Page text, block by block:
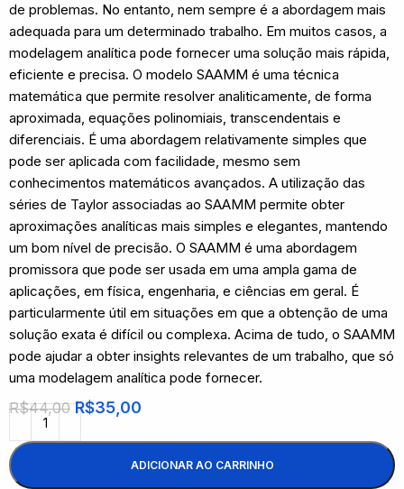
de problemas. No entanto, nem sempre é a abordagem mais
adequada para um determinado trabalho. Em muitos casos, a
modelagem analítica pode fornecer uma solução mais rápida,
eficiente e precisa. O modelo SAAMM é uma técnica
matemática que permite resolver analiticamente, de forma
aproximada, equações polinomiais, transcendentais e
diferenciais. É uma abordagem relativamente simples que
pode ser aplicada com facilidade, mesmo sem
conhecimentos matemáticos avançados. A utilização das
séries de Taylor associadas ao SAAMM permite obter
aproximações analíticas mais simples e elegantes, mantendo
um bom nível de precisão. O SAAMM é uma abordagem
promissora que pode ser usada em uma ampla gama de
aplicações, em física, engenharia, e ciências em geral. É
particularmente útil em situações em que a obtenção de uma
solução exata é difícil ou complexa. Acima de tudo, o SAAMM
pode ajudar a obter insights relevantes de um trabalho, que só
uma modelagem analítica pode fornecer.
R$44,00 R$35,00
ADICIONAR AO CARRINHO